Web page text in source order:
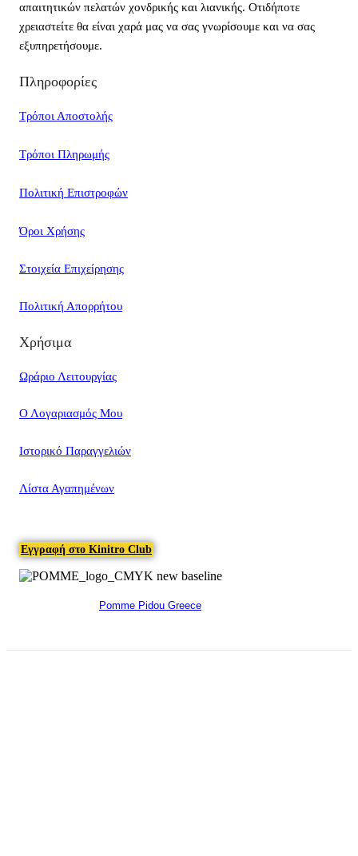
απαιτητικών πελατών χονδρικής και λιανικής. Οτιδήποτε
χρειαστείτε θα είναι χαρά μας να σας γνωρίσουμε και να σας
εξυπηρετήσουμε.
Πληροφορίες
Τρόποι Αποστολής
Τρόποι Πληρωμής
Πολιτική Επιστροφών
Όροι Χρήσης
Στοιχεία Επιχείρησης
Πολιτική Απορρήτου
Χρήσιμα
Ωράριο Λειτουργίας
Ο Λογαριασμός Μου
Ιστορικό Παραγγελιών
Λίστα Αγαπημένων
Εγγραφή στο Kinitro Club
Pomme Pidou Greece